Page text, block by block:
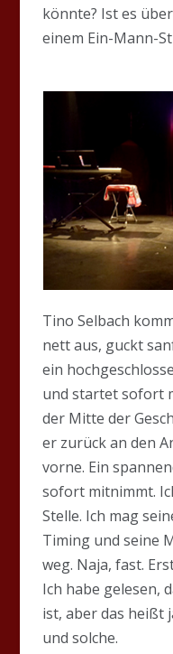
könnte? Ist es
einem Ein-Mann-
Tino Selbach
nett aus, guckt
ein
und startet sofort
der Mitte der
er zurück an den
vorne. Ein
sofort mitnimmt.
Stelle. Ich mag
Timing und seine
weg. Naja, fast.
Ich habe gelesen,
ist, aber das heißt
und solche.